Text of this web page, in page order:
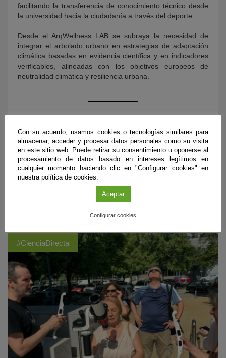
facilitando la transferencia de conocimiento técnico desde
la universidad hacia la ciudadanía a través del deporte.
Desde el ArqWellness LAB se subraya la necesidad de
integrar el arbolado urbano en estrategias de adaptación
climática basadas en evidencia científica y en indicadores
verificables, alineadas con los objetivos europeos de
neutralidad climática y resiliencia urbana.
ÚLTIMAS PUBLICACIONES
#CienciaDirecta
Con su acuerdo, usamos cookies o tecnologías similares para
almacenar, acceder y procesar datos personales como su visita
en este sitio web. Puede retirar su consentimiento u oponerse al
procesamiento de datos basado en intereses legítimos en
cualquier momento haciendo clic en "Configurar cookies" en
nuestra política de cookies.
Aceptar
Configurar cookies